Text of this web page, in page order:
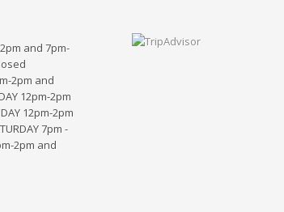
and 7pm-
2pm and
12pm-2pm
12pm-2pm
7pm -
2pm and